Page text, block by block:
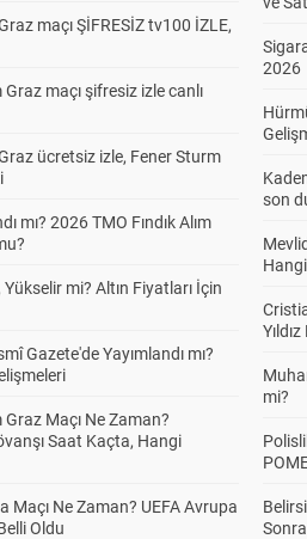
maçı ŞİFRESİZ tv100 İZLE,
maçı şifresiz izle canlı
ücretsiz izle, Fener Sturm
mı? 2026 TMO Fındık Alım
mi? Altın Fiyatları İçin
Gazete'de Yayımlandı mı?
Maçı Ne Zaman?
Saat Kaçta, Hangi
Maçı Ne Zaman? UEFA Avrupa
Oldu
2026
son
mi?